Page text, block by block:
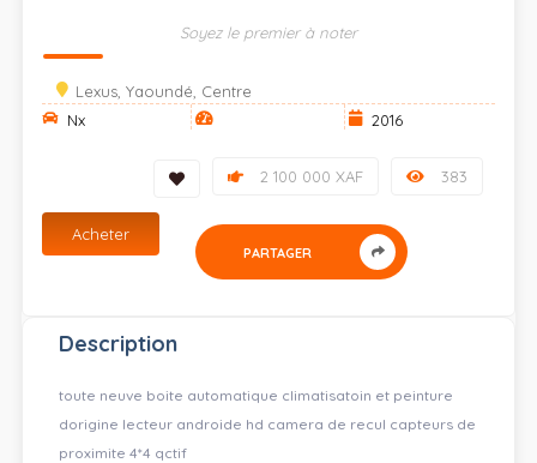
Soyez le premier à noter
Lexus, Yaoundé, Centre
Nx
2016
383
2 100 000 XAF
Acheter
PARTAGER
Description
toute neuve boite automatique climatisatoin et peinture
dorigine lecteur androide hd camera de recul capteurs de
proximite 4*4 qctif